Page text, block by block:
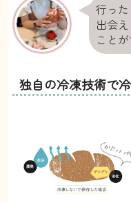
行っ
出会
こと
独自の冷凍技術で